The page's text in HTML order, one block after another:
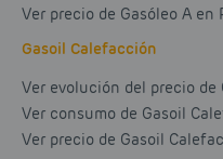
Ver precio de Gasóleo A en
Gasoil Calefacción
Ver evolución del precio
Ver consumo de Gasoil
Ver precio de Gasoil